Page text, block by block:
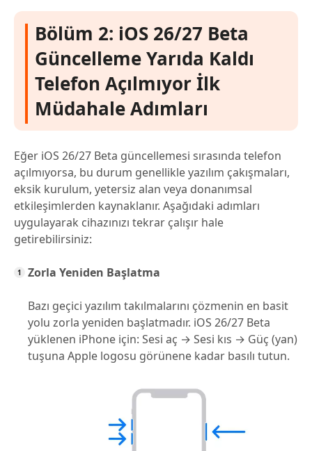
Bölüm 2: iOS 26/27 Beta
Güncelleme Yarıda Kaldı
Telefon Açılmıyor İlk
Müdahale Adımları
Eğer iOS 26/27 Beta güncellemesi sırasında telefon
açılmıyorsa, bu durum genellikle yazılım çakışmaları,
eksik kurulum, yetersiz alan veya donanımsal
etkileşimlerden kaynaklanır. Aşağıdaki adımları
uygulayarak cihazınızı tekrar çalışır hale
getirebilirsiniz:
Zorla Yeniden Başlatma
Bazı geçici yazılım takılmalarını çözmenin en basit
yolu zorla yeniden başlatmadır. iOS 26/27 Beta
yüklenen iPhone için: Sesi aç → Sesi kıs → Güç (yan)
tuşuna Apple logosu görünene kadar basılı tutun.